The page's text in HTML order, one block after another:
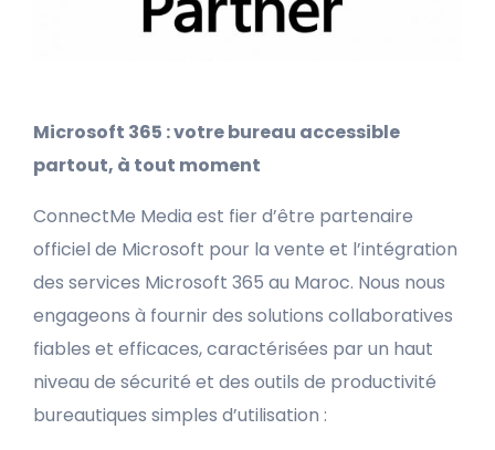
Microsoft 365 : votre bureau accessible
partout, à tout moment
ConnectMe Media est fier d’être partenaire
officiel de Microsoft pour la vente et l’intégration
des services Microsoft 365 au Maroc. Nous nous
engageons à fournir des solutions collaboratives
fiables et efficaces, caractérisées par un haut
niveau de sécurité et des outils de productivité
bureautiques simples d’utilisation :